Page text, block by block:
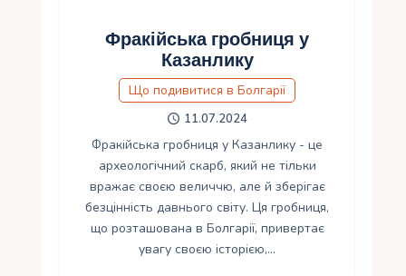
Фракійська гробниця у
Казанлику
Що подивитися в Болгарії
11.07.2024
Фракійська гробниця у Казанлику - це
археологічний скарб, який не тільки
вражає своєю величчю, але й зберігає
безцінність давнього світу. Ця гробниця,
що розташована в Болгарії, привертає
увагу своєю історією,…